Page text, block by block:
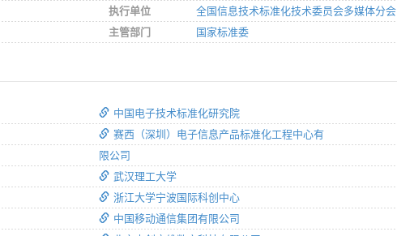
执行单位
全国信息技术标准化技术委员会多媒体分会
主管部门
国家标准委
中国电子技术标准化研究院
赛西（深圳）电子信息产品标准化工程中心有
限公司
武汉理工大学
浙江大学宁波国际科创中心
中国移动通信集团有限公司